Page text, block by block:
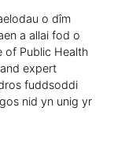
o dîm
a allai fod o
of Public Health
expert
fuddsoddi
nid yn unig yr